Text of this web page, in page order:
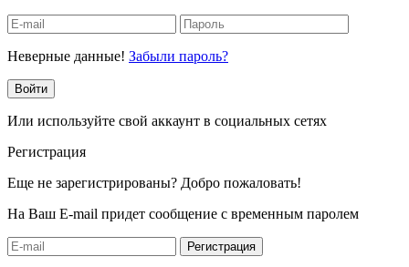
Неверные данные! Забыли пароль?
Войти
Или используйте свой аккаунт в социальных сетях
Регистрация
Еще не зарегистрированы? Добро пожаловать!
На Ваш E-mail придет сообщение с временным паролем
Регистрация